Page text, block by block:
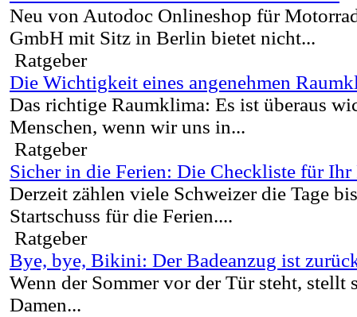
Neu von Autodoc Onlineshop für
GmbH mit Sitz in Berlin bietet nicht...
Ratgeber
Die Wichtigkeit eines angenehmen
Das richtige Raumklima: Es ist überaus
Menschen, wenn wir uns in...
Ratgeber
Sicher in die Ferien: Die Checkliste für Ihr
Derzeit zählen viele Schweizer die Tage
Startschuss für die Ferien....
Ratgeber
Bye, bye, Bikini: Der Badeanzug ist
Wenn der Sommer vor der Tür steht, stellt
Damen...